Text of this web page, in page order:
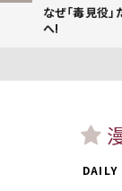
なぜ「毒見役
へ!
DAILY